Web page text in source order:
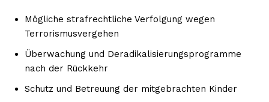
Mögliche strafrechtliche Verfolgung wegen
Terrorismusvergehen
Überwachung und Deradikalisierungsprogramme
nach der Rückkehr
Schutz und Betreuung der mitgebrachten Kinder